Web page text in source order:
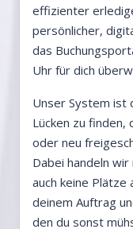
effizienter
persönlicher,
das
Uhr für dich
Unser System ist
Lücken zu finden,
oder neu
Dabei handeln
auch keine Plätze
deinem Auftrag
den du sonst